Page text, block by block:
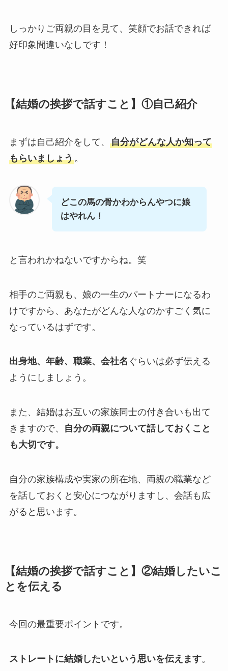
しっかりご両親の目を見て、笑顔でお話できれば
好印象間違いなしです！
【結婚の挨拶で話すこと】①自己紹介
まずは自己紹介をして、 自分がどんな人か知って
もらいましょう。
どこの馬の骨かわからんやつに娘
はやれん！
と言われかねないですからね。笑
相手のご両親も、娘の一生のパートナーになるわ
けですから、あなたがどんな人なのかすごく気に
なっているはずです。
出身地、年齢、職業、会社名 ぐらいは必ず伝える
ようにしましょう。
また、結婚はお互いの家族同士の付き合いも出て
きますので、
自分の両親について話しておくこと
も大切です。
自分の家族構成や実家の所在地、両親の職業など
を話しておくと安心につながりますし、会話も広
がると思います。
【結婚の挨拶で話すこと】②結婚したいこ
とを伝える
今回の最重要ポイントです。
ストレートに結婚したいという思いを伝えます。